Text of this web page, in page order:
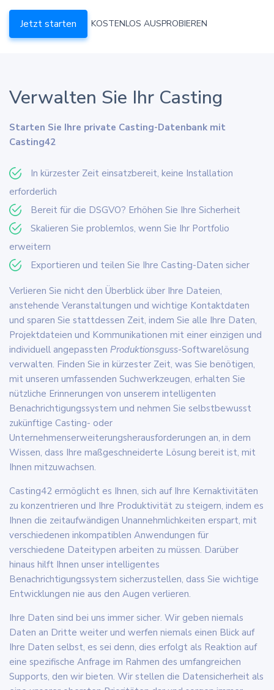
Jetzt starten KOSTENLOS AUSPROBIEREN
Verwalten Sie Ihr Casting
Starten Sie Ihre private Casting-Datenbank mit
Casting42
In kürzester Zeit einsatzbereit, keine Installation
erforderlich
Bereit für die DSGVO? Erhöhen Sie Ihre Sicherheit
Skalieren Sie problemlos, wenn Sie Ihr Portfolio
erweitern
Exportieren und teilen Sie Ihre Casting-Daten sicher
Verlieren Sie nicht den Überblick über Ihre Dateien,
anstehende Veranstaltungen und wichtige Kontaktdaten
und sparen Sie stattdessen Zeit, indem Sie alle Ihre Daten,
Projektdateien und Kommunikationen mit einer einzigen und
individuell angepassten Produktionsguss-Softwarelösung
verwalten. Finden Sie in kürzester Zeit, was Sie benötigen,
mit unseren umfassenden Suchwerkzeugen, erhalten Sie
nützliche Erinnerungen von unserem intelligenten
Benachrichtigungssystem und nehmen Sie selbstbewusst
zukünftige Casting- oder
Unternehmenserweiterungsherausforderungen an, in dem
Wissen, dass Ihre maßgeschneiderte Lösung bereit ist, mit
Ihnen mitzuwachsen.
Casting42 ermöglicht es Ihnen, sich auf Ihre Kernaktivitäten
zu konzentrieren und Ihre Produktivität zu steigern, indem es
Ihnen die zeitaufwändigen Unannehmlichkeiten erspart, mit
verschiedenen inkompatiblen Anwendungen für
verschiedene Dateitypen arbeiten zu müssen. Darüber
hinaus hilft Ihnen unser intelligentes
Benachrichtigungssystem sicherzustellen, dass Sie wichtige
Entwicklungen nie aus den Augen verlieren.
Ihre Daten sind bei uns immer sicher. Wir geben niemals
Daten an Dritte weiter und werfen niemals einen Blick auf
Ihre Daten selbst, es sei denn, dies erfolgt als Reaktion auf
eine spezifische Anfrage im Rahmen des umfangreichen
Supports, den wir bieten. Wir stellen die Datensicherheit als